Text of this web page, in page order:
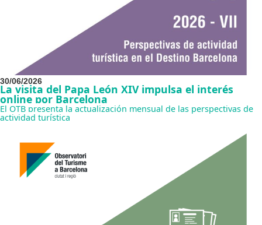
30/06/2026
La visita del Papa León XIV impulsa el interés
online por Barcelona
El OTB presenta la actualización mensual de las perspectivas de
actividad turística